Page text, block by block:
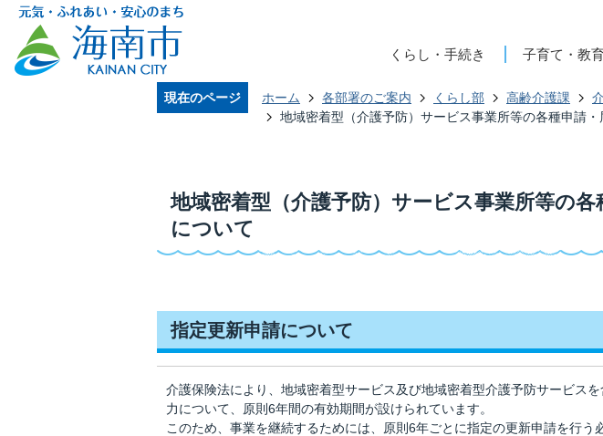
くらし・手続き 子育て・教
現在のページ ホーム 各部署のご案内 くらし部 高齢介護課
地域密着型（介護予防）サービス事業所等の各種申請・
地域密着型（介護予防）サービス事業所等の各
について
指定更新申請について
介護保険法により、地域密着型サービス及び地域密着型介護予防サービス
力について、原則6年間の有効期間が設けられています。
このため、事業を継続するためには、原則6年ごとに指定の更新申請を行う